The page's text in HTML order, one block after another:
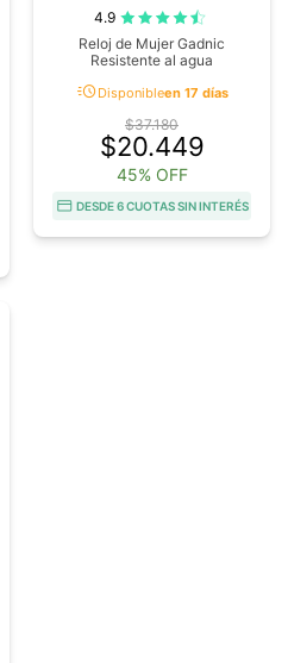
4.9
Reloj de Mujer Gadnic
Resistente al agua
acuteDisponibleen 17 días
$37.180
$20.449
45% OFF
DESDE 6 CUOTAS SIN INTERÉS